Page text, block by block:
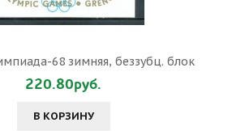
68 зимняя, беззубц. блок
220.80руб.
В КОРЗИНУ